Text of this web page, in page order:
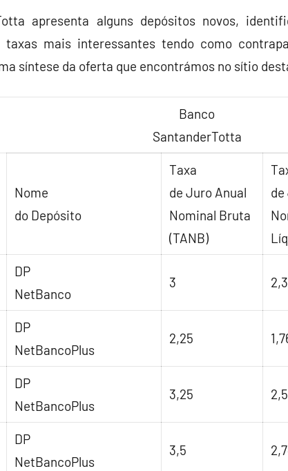
apresenta alguns depósitos novos,
taxas mais interessantes tendo como
síntese da oferta que encontrámos no sítio
Banco
SantanderTotta
Nome
do Depósito
Taxa
de Juro Anual
Nominal Bruta
(TANB)
de
DP
NetBanco
3
DP
NetBancoPlus
2,25
DP
NetBancoPlus
3,25
DP
NetBancoPlus
3,5